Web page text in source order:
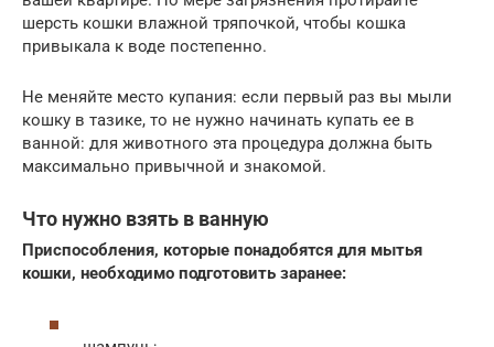
шерсть кошки влажной тряпочкой, чтобы кошка
привыкала к воде постепенно.
Не меняйте место купания: если первый раз вы мыли
кошку в тазике, то не нужно начинать купать ее в
ванной: для животного эта процедура должна быть
максимально привычной и знакомой.
Что нужно взять в ванную
Приспособления, которые понадобятся для мытья
кошки, необходимо подготовить заранее: